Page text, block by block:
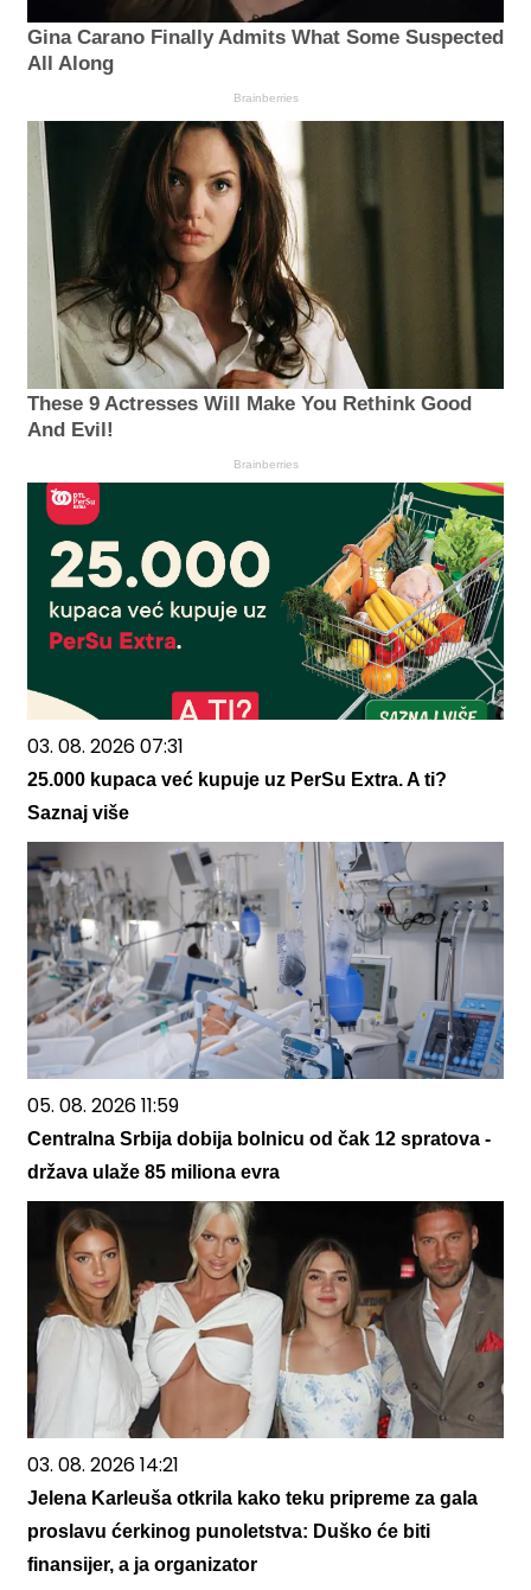
Gina Carano Finally Admits What Some Suspected
All Along
Brainberries
These 9 Actresses Will Make You Rethink Good
And Evil!
Brainberries
03. 08. 2026 07:31
25.000 kupaca već kupuje uz PerSu Extra. A ti?
Saznaj više
05. 08. 2026 11:59
Centralna Srbija dobija bolnicu od čak 12 spratova -
država ulaže 85 miliona evra
03. 08. 2026 14:21
Jelena Karleuša otkrila kako teku pripreme za gala
proslavu ćerkinog punoletstva: Duško će biti
finansijer, a ja organizator